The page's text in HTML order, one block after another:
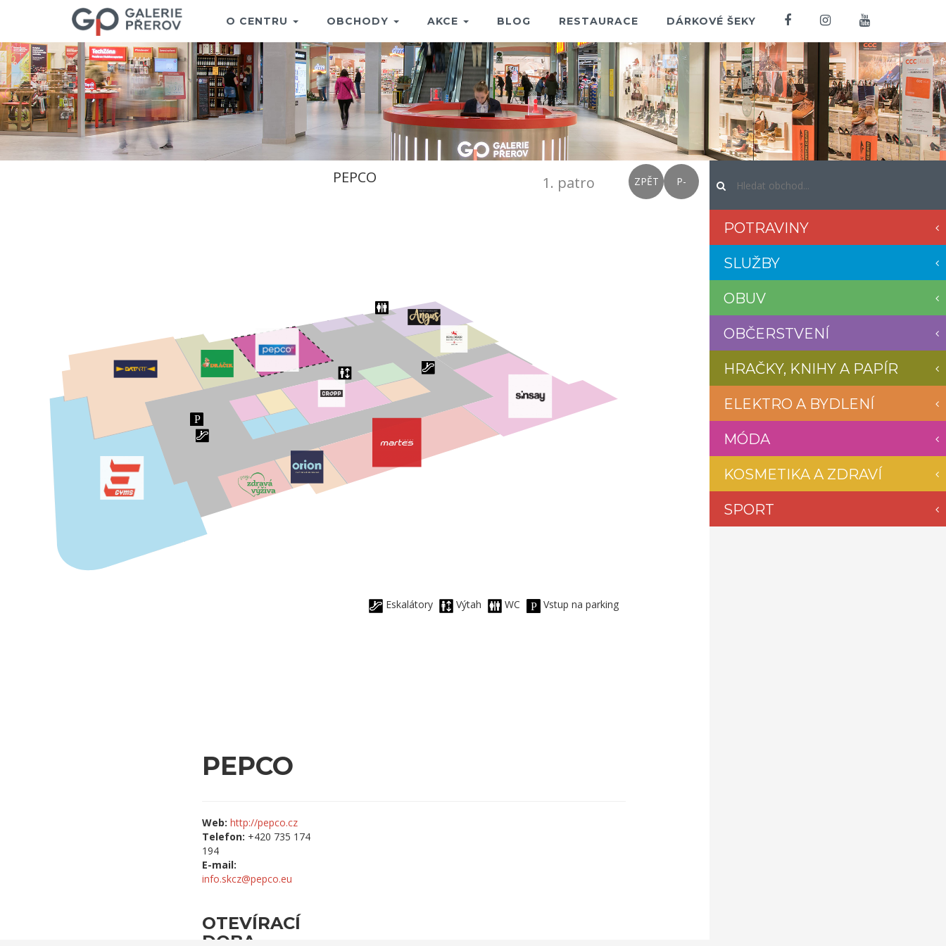
O CENTRU OBCHODY AKCE BLOG RESTAURACE DÁRKOVÉ ŠEKY
PEPCO 1. patro P-
ZPĚT
Eskalátory Výtah WC Vstup na parking
PEPCO
Web: http://pepco.cz
Telefon: +420 735 174
194
E-mail:
info.skcz@pepco.eu
OTEVÍRACÍ
DOBA
POTRAVINY
SLUŽBY
OBUV
OBČERSTVENÍ
HRAČKY, KNIHY A PAPÍR
ELEKTRO A BYDLENÍ
MÓDA
KOSMETIKA A ZDRAVÍ
SPORT